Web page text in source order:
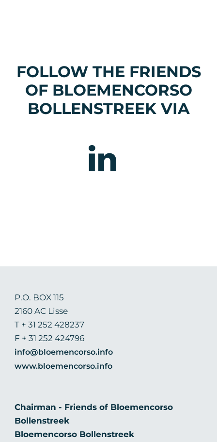
P.O. BOX 115
2160 AC Lisse
T + 31 252 428237
F + 31 252 424796
info@bloemencorso.info
www.bloemencorso.info
Chairman - Friends of Bloemencorso
Bollenstreek
Bloemencorso Bollenstreek
FOLLOW THE FRIENDS
OF BLOEMENCORSO
BOLLENSTREEK VIA